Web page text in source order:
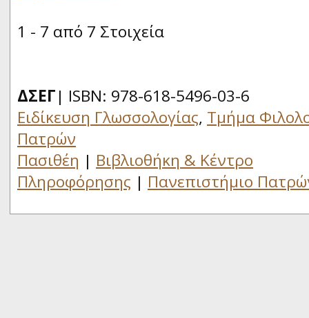
1 - 7 από 7 Στοιχεία
ΔΣΕΓ| ISBN: 978-618-5496-03-6
Ειδίκευση Γλωσσολογίας, Τμήμα
Πατρών
Πασιθέη | Βιβλιοθήκη & Κέντρο
Πληροφόρησης | Πανεπιστήμιο